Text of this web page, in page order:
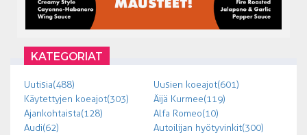
KATEGORIAT
Uutisia (488)
Uusien koeajot (601)
Käytettyjen koeajot (303)
Äijä Kurmee (119)
Ajankohtaista (128)
Alfa Romeo (10)
Audi (62)
Autoilijan hyötyvinkit (300)